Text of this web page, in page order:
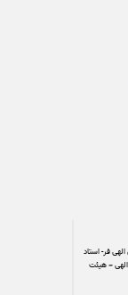
فر- استاد
الهی – هیئت